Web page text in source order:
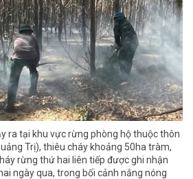
ra tại khu vực rừng phòng hộ thuộc thôn
Trị), thiêu cháy khoảng 50ha tràm,
rừng thứ hai liên tiếp được ghi nhận
ngày qua, trong bối cảnh nắng nóng